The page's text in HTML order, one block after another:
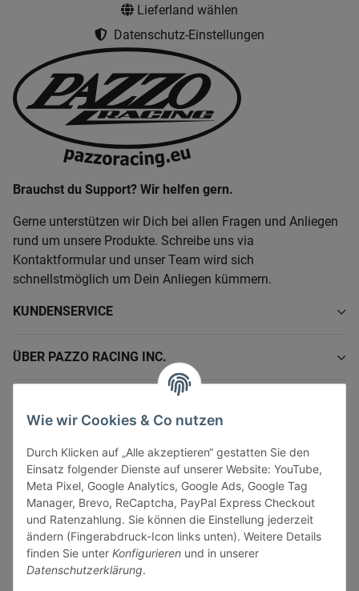
Wie wir Cookies & Co nutzen
Durch Klicken auf „Alle akzeptieren“ gestatten Sie den
Einsatz folgender Dienste auf unserer Website: YouTube,
Meta Pixel, Google Analytics, Google Ads, Google Tag
Manager, Brevo, ReCaptcha, PayPal Express Checkout
und Ratenzahlung. Sie können die Einstellung jederzeit
ändern (Fingerabdruck-Icon links unten). Weitere Details
finden Sie unter Konfigurieren und in unserer
Datenschutzerklärung.
Lieferland wählen
Datenschutz-Einstellungen
Brauchst du Support? Wir helfen gern.
Gerne unterstützen wir Dich bei allen Fragen und Anliegen
rund um unsere Produkte. Schreibe uns via
Kontaktformular und unser Team wird sich
schnellstmöglich um Dein Anliegen kümmern.
KUNDENSERVICE
ÜBER PAZZO RACING INC.
GESETZLICHE INFORMATIONEN
Vertrag widerrufen
Sicher bezahlen via: